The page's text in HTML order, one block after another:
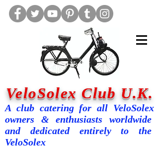
VeloSolex Club U.K.
A club catering for all VeloSolex
owners & enthusiasts worldwide
and dedicated entirely to the
VeloSolex